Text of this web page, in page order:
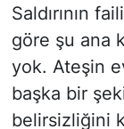
Saldırının
göre şu ana
yok. Ateşin
başka bir
belirsizliğini